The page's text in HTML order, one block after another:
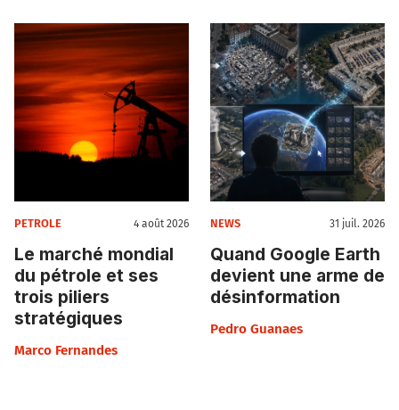
PETROLE 4 août 2026
Le marché mondial
du pétrole et ses
trois piliers
stratégiques
Marco Fernandes
NEWS 31 juil. 2026
Quand Google Earth
devient une arme de
désinformation
Pedro Guanaes